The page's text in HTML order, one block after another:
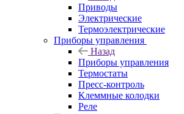
Приводы
Электрические
Термоэлектрические
Приборы управления
Назад
Приборы управления
Термостаты
Пресс-контроль
Клеммные колодки
Реле